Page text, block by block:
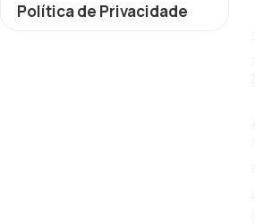
Política de Privacidade